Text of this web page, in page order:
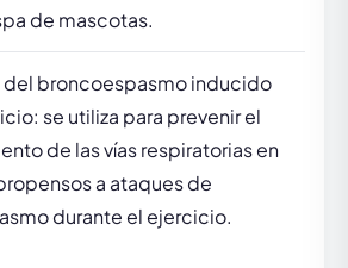
de mascotas.
del broncoespasmo inducido
se utiliza para prevenir el
de las vías respiratorias en
a ataques de
durante el ejercicio.